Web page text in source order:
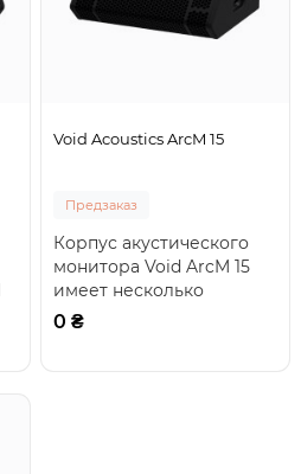
Void Acoustics ArcM 15
Предзаказ
Корпус акустического
монитора Void ArcM 15
имеет несколько
режимов работы, что
0 ₴